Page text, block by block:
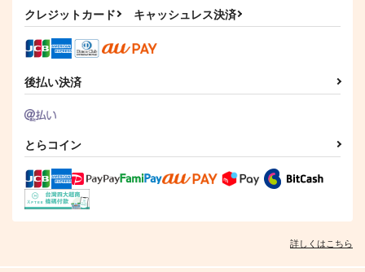
魂の語りに導かれて
1,564円（税込）
作品詳細
draft4
作品詳細 作品詳細
クレジットカード キャッシュレス決済
後払い決済
とらコイン
詳しくはこちら